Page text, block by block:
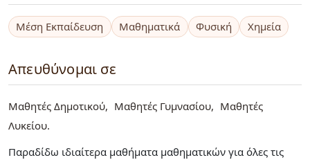
Μέση Εκπαίδευση Μαθηματικά Φυσική Χημεία
Απευθύνομαι σε
Μαθητές Δημοτικού Μαθητές Γυμνασίου
Μαθητές
Λυκείου
Παραδίδω ιδιαίτερα μαθήματα μαθηματικών για όλες τις